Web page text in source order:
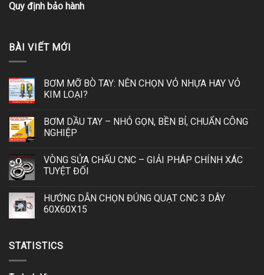
Quy định bảo hành
BÀI VIẾT MỚI
BƠM MỠ BÒ TAY: NÊN CHỌN VỎ NHỰA HAY VỎ
KIM LOẠI?
BƠM DẦU TAY – NHỎ GỌN, BỀN BỈ, CHUẨN CÔNG
NGHIỆP
VÒNG SỬA CHẤU CNC – GIẢI PHÁP CHÍNH XÁC
TUYỆT ĐỐI
HƯỚNG DẪN CHỌN ĐÚNG QUẠT CNC 3 DÂY
60X60X15
STATISTICS